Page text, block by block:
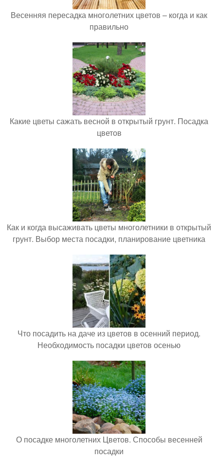
Весенняя пересадка многолетних цветов – когда и как
правильно
Какие цветы сажать весной в открытый грунт. Посадка
цветов
Как и когда высаживать цветы многолетники в открытый
грунт. Выбор места посадки, планирование цветника
Что посадить на даче из цветов в осенний период.
Необходимость посадки цветов осенью
О посадке многолетних Цветов. Способы весенней
посадки